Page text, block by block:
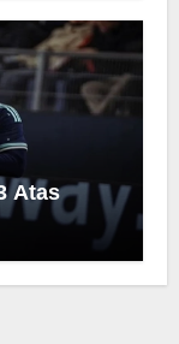
Atas